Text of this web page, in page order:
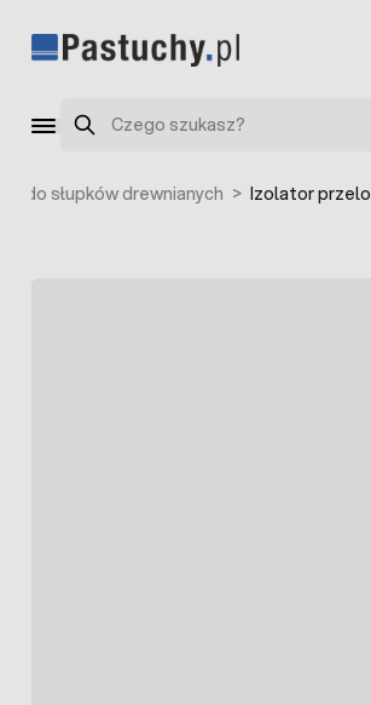
Szukaj
do słupków drewnianych > Izolator